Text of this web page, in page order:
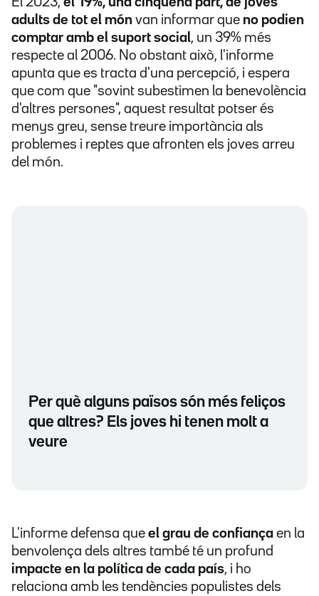
adults de tot el món van informar que no podien
comptar amb el suport social, un 39% més
respecte al 2006. No obstant això, l'informe
apunta que es tracta d'una percepció, i espera
que com que "sovint subestimen la benevolència
d'altres persones", aquest resultat potser és
menys greu, sense treure importància als
problemes i reptes que afronten els joves arreu
del món.
Per què alguns països són més feliços
que altres? Els joves hi tenen molt a
veure
L'informe defensa que el grau de confiança en la
benvolença dels altres també té un profund
impacte en la política de cada país, i ho
relaciona amb les tendències populistes dels